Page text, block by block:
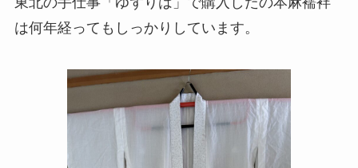
は何年経ってもしっかりしています。